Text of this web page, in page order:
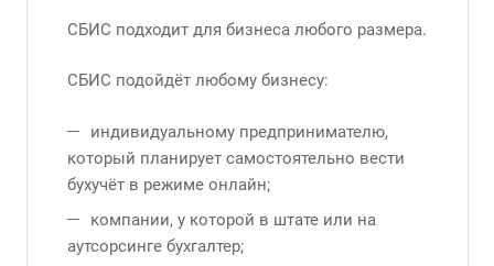
СБИС подходит для бизнеса любого размера.
СБИС подойдёт любому бизнесу:
индивидуальному предпринимателю,
который планирует самостоятельно вести
бухучёт в режиме онлайн;
компании, у которой в штате или на
аутсорсинге бухгалтер;